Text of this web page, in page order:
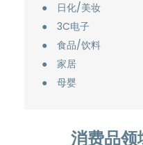
●
日化/美妆
●
3C电子
●
食品/饮料
●
家居
●
母婴
消费品领